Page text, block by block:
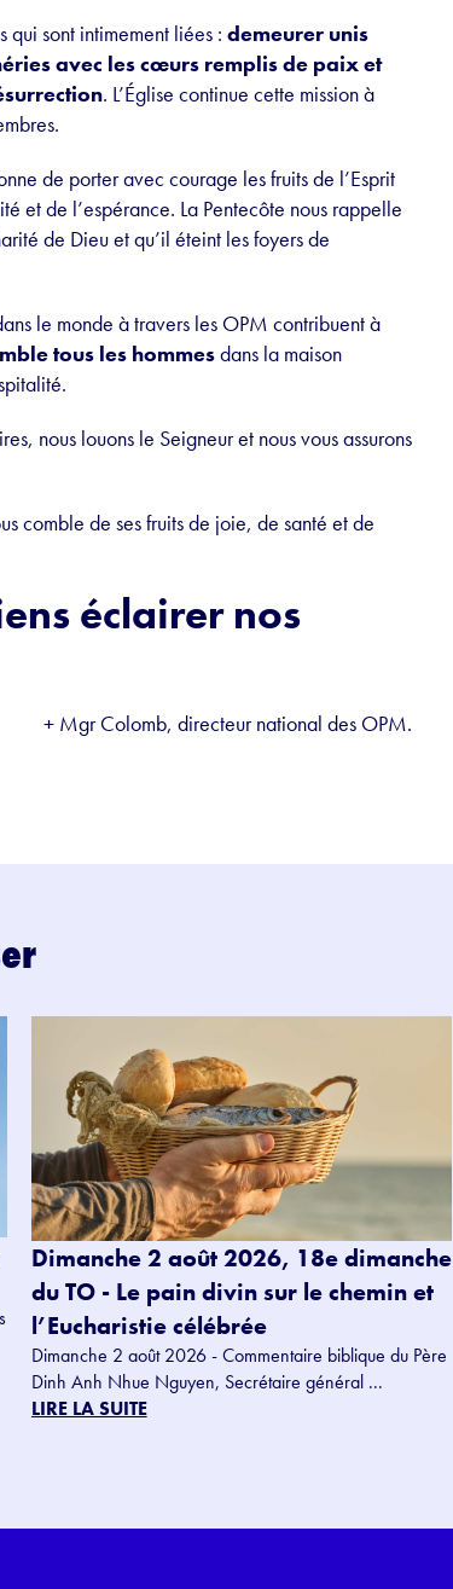
qui sont intimement liées : demeurer unis
avec les cœurs remplis de paix et
. L’Église continue cette mission à
de porter avec courage les fruits de l’Esprit
et de l’espérance. La Pentecôte nous rappelle
de Dieu et qu’il éteint les foyers de
le monde à travers les OPM contribuent à
tous les hommesdans la maison
nous louons le Seigneur et nous vous assurons
comble de ses fruits de joie, de santé et de
éclairer nos
+ Mgr Colomb, directeur national des OPM.
Dimanche 2 août 2026, 18e dimanche
du TO - Le pain divin sur le chemin et
l’Eucharistie célébrée
Dimanche 2 août 2026 - Commentaire biblique du Père
Dinh Anh Nhue Nguyen, Secrétaire général ...
LIRE LA SUITE